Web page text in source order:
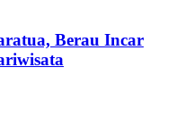
Berau Incar